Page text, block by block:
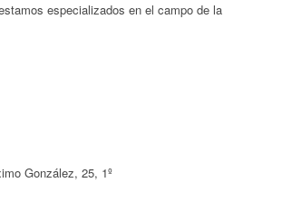
especializados en el campo de la
González, 25, 1º